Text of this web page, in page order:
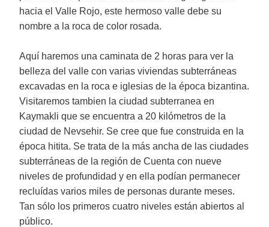
hacia el Valle Rojo, este hermoso valle debe su
nombre a la roca de color rosada.
Aquí haremos una caminata de 2 horas para ver la
belleza del valle con varias viviendas subterráneas
excavadas en la roca e iglesias de la época bizantina.
Visitaremos tambien la ciudad subterranea en
Kaymakli que se encuentra a 20 kilómetros de la
ciudad de Nevsehir. Se cree que fue construida en la
época hitita. Se trata de la más ancha de las ciudades
subterráneas de la región de Cuenta con nueve
niveles de profundidad y en ella podían permanecer
recluídas varios miles de personas durante meses.
Tan sólo los primeros cuatro niveles están abiertos al
público.